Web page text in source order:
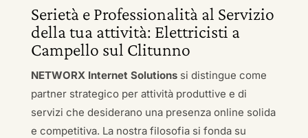
Serietà e Professionalità al Servizio
della tua attività: Elettricisti a
Campello sul Clitunno
NETWORX Internet Solutionssi distingue come
partner strategico per attività produttive e di
servizi che desiderano una presenza online solida
e competitiva. La nostra filosofia si fonda su